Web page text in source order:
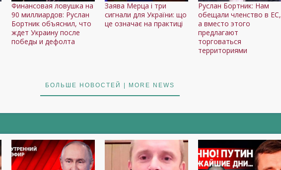
Финансовая ловушка на
90 миллиардов: Руслан
Бортник объяснил, что
ждет Украину после
победы и дефолта
Заява Мерца і три
сигнали для України: що
це означає на практиці
Руслан Бортник: Нам
обещали членство в ЕС,
а вместо этого
предлагают
торговаться
территориями
БОЛЬШЕ НОВОСТЕЙ | MORE NEWS